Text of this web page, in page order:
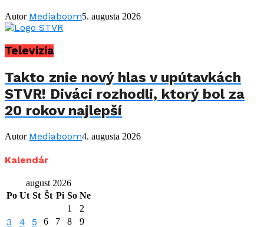
Autor Mediaboom5. augusta 2026
Televízia
Takto znie nový hlas v upútavkách
STVR! Diváci rozhodli, ktorý bol za
20 rokov najlepší
Autor Mediaboom4. augusta 2026
Kalendár
august 2026
Po Ut St Št Pi So Ne
1
2
3 4 5 6 7 8 9